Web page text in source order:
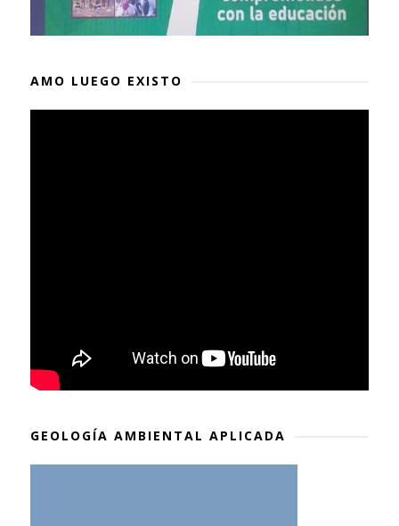
AMO LUEGO EXISTO
GEOLOGÍA AMBIENTAL APLICADA